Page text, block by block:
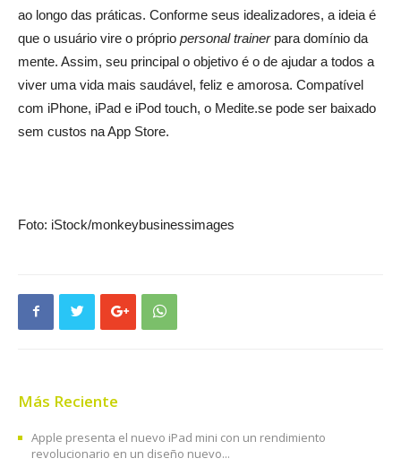
ao longo das práticas. Conforme seus idealizadores, a ideia é
que o usuário vire o próprio personal trainerpara domínio da
mente. Assim, seu principal o objetivo é o de ajudar a todos a
viver uma vida mais saudável, feliz e amorosa. Compatível
com iPhone, iPad e iPod touch, o Medite.se pode ser baixado
sem custos na App Store.
Foto: iStock/monkeybusinessimages
Más Reciente
Apple presenta el nuevo iPad mini con un rendimiento
revolucionario en un diseño nuevo...